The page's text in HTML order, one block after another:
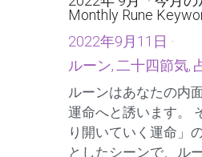
2022年 9月「今月の
Monthly Rune
2022年9月11日·
ルーン,二十四節気,